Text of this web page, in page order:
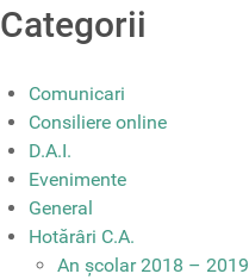
Categorii
Comunicari
Consiliere online
D.A.I.
Evenimente
General
Hotărâri C.A.
An școlar 2018 – 2019